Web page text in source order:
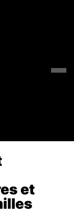
et